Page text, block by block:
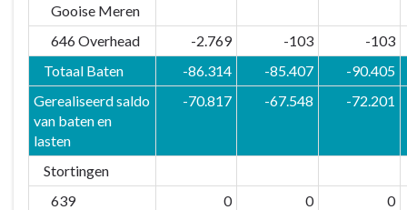
Gooise Meren
646 Overhead -2.769 -103
-103
Totaal Baten
-86.314 -85.407
-90.405
Gerealiseerd saldo
van baten en
lasten
-70.817 -67.548 -72.201
Stortingen
639
0 0 0